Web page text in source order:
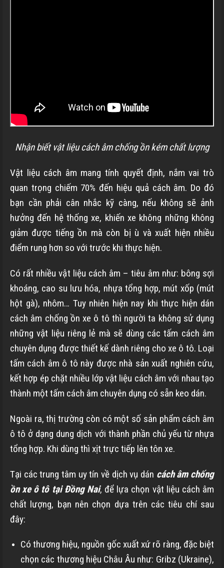
Nhận biết vật liệu cách âm chống ồn kém chất lượng
Vật liệu cách âm mang tính quyết định, nắm vai trò
quan trọng chiếm 70% đến hiệu quả cách âm. Do đó
bạn cần phải cân nhắc kỹ càng, nếu không sẽ ảnh
hưởng đến hệ thống xe, khiến xe không những không
giảm được tiếng ồn mà còn bị ù và xuất hiện nhiều
điểm rung hơn so với trước khi thực hiện.
Có rất nhiều vật liệu cách âm – tiêu âm như: bông sợi
khoáng, cao su lưu hóa, nhựa tổng hợp, mút xốp (mút
hột gà), nhôm… Tuy nhiên hiện nay khi thực hiện dán
cách âm chống ồn xe ô tô thì người ta không sử dụng
những vật liệu riêng lẻ mà sẽ dùng các tấm cách âm
chuyên dụng được thiết kế dành riêng cho xe ô tô. Loại
tấm cách âm ô tô này được nhà sản xuất nghiên cứu,
kết hợp ép chặt nhiều lớp vật liệu cách âm với nhau tạo
thành một tấm cách âm chuyên dụng có sẵn keo dán.
Ngoài ra, thị trường còn có một số sản phẩm cách âm
ô tô ở dạng dung dịch với thành phần chủ yếu từ nhựa
tổng hợp. Khi dùng thì xịt trực tiếp lên tôn xe.
Tại các trung tâm uy tín về dịch vụ dán cách âm chống
ồn xe ô tô tại Đồng Nai, để lựa chọn vật liệu cách âm
chất lượng, bạn nên chọn dựa trên các tiêu chí sau
đây:
Có thương hiệu, nguồn gốc xuất xứ rõ ràng, đặc biệt
chọn các thương hiệu Châu Âu như: Gribz (Ukraine),